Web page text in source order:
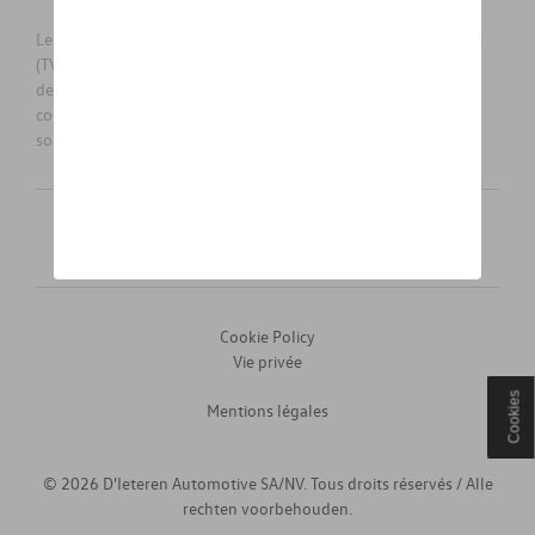
Les prix affichés sur le présent site sont des prix recommandés
(TVAc), hors éventuels frais de montage. Pour connaitre le prix
de vente actuel et les éventuels frais de montage, veuillez
contacter votre concessionnaire/agent. Les prix recommandés
sont sujets à des changements sans préavis.
Mentions légales
Cookie Policy
Vie privée
© 2026 D'Ieteren Automotive SA/NV. Tous droits réservés / Alle
rechten voorbehouden.
Cookies